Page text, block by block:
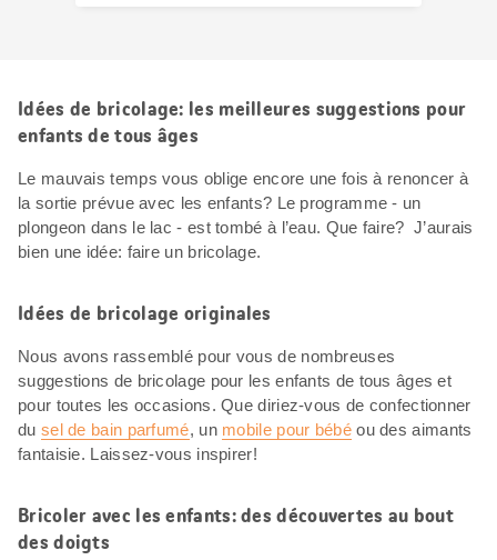
Idées de bricolage: les meilleures suggestions pour
enfants de tous âges
Le mauvais temps vous oblige encore une fois à renoncer à
la sortie prévue avec les enfants? Le programme - un
plongeon dans le lac - est tombé à l’eau. Que faire? J’aurais
bien une idée: faire un bricolage.
Idées de bricolage originales
Nous avons rassemblé pour vous de nombreuses
suggestions de bricolage pour les enfants de tous âges et
pour toutes les occasions. Que diriez-vous de confectionner
du sel de bain parfumé, un mobile pour bébéou des aimants
fantaisie. Laissez-vous inspirer!
Bricoler avec les enfants: des découvertes au bout
des doigts